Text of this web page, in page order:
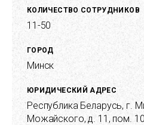
КОЛИЧЕСТВО СОТРУДНИКОВ
11-50
ГОРОД
Минск
ЮРИДИЧЕСКИЙ АДРЕС
Республика Беларусь, г.
Можайского, д. 11, пом.